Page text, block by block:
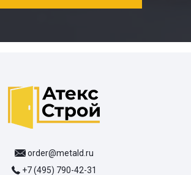
order@metald.ru
+7 (495) 790-42-31